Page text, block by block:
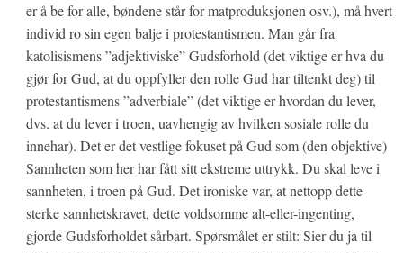
er å be for alle, bøndene står for matproduksjonen osv.), må hvert
individ ro sin egen balje i protestantismen. Man går fra
katolisismens ”adjektiviske” Gudsforhold (det viktige er hva du
gjør for Gud, at du oppfyller den rolle Gud har tiltenkt deg) til
protestantismens ”adverbiale” (det viktige er hvordan du lever,
dvs. at du lever i troen, uavhengig av hvilken sosiale rolle du
innehar). Det er det vestlige fokuset på Gud som (den objektive)
Sannheten som her har fått sitt ekstreme uttrykk. Du skal leve i
sannheten, i troen på Gud. Det ironiske var, at nettopp dette
sterke sannhetskravet, dette voldsomme alt-eller-ingenting,
gjorde Gudsforholdet sårbart. Spørsmålet er stilt: Sier du ja til